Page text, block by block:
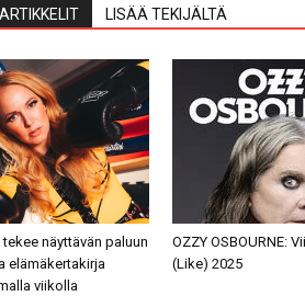
LISÄÄ TEKIJÄLTÄ
näyttävän paluun
elämäkertakirja
viikolla
OZZY OSBOURNE:
(Like) 2025